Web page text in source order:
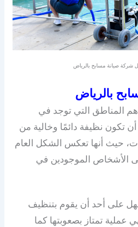
شركة صيانة مسابح بالرياض
بالرياض
المناطق التي توجد في
تكون نظيفة دائمًا وخالية من
حيث أنها تعكس الشكل العام
الأشخاص الموجودين في
على أحد أن يقوم بتنظيف
عملية تمتاز بصعوبتها كما